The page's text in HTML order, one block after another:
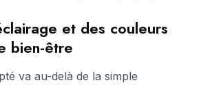
et des couleurs
bien-être
va au-delà de la simple